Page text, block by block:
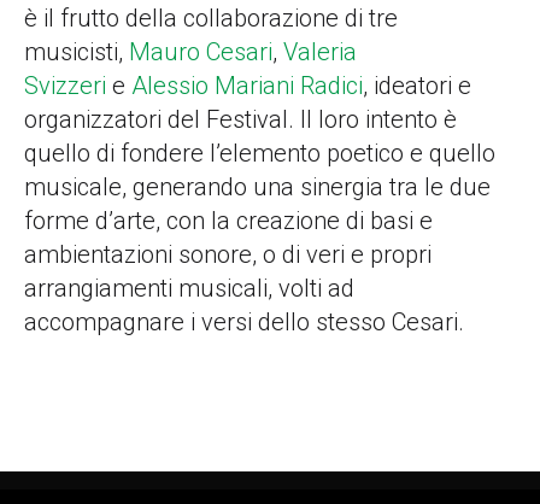
è il frutto della collaborazione di tre
musicisti, Mauro Cesari, Valeria
Svizzeri e Alessio Mariani Radici, ideatori e
organizzatori del Festival. Il loro intento è
quello di fondere l’elemento poetico e quello
musicale, generando una sinergia tra le due
forme d’arte, con la creazione di basi e
ambientazioni sonore, o di veri e propri
arrangiamenti musicali, volti ad
accompagnare i versi dello stesso Cesari.